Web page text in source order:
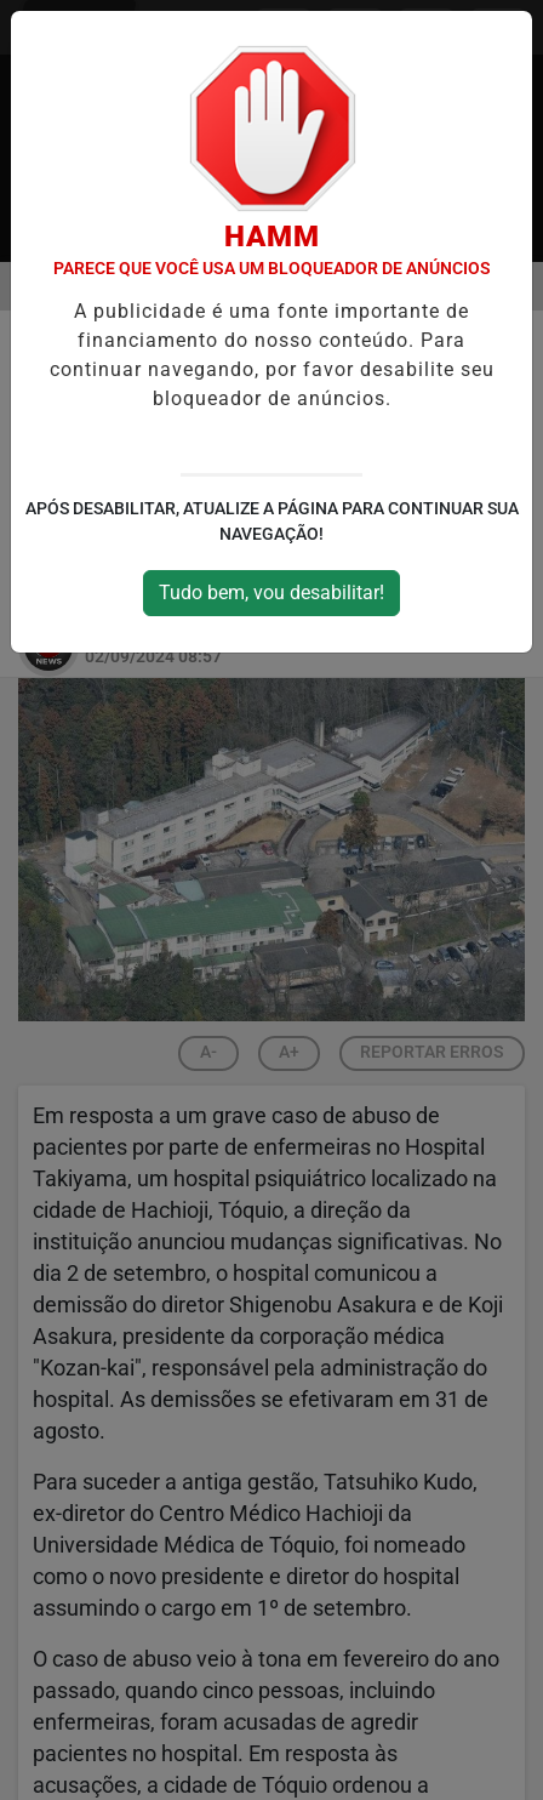
EM ALTA
SAÚDE
Direção do Hospital Takiyama é
Substituída Após Denúncias de
são demitidos após escândalo envolvendo
maus-tratos a pacientes em hospital
psiquiátrico de Tóquio.
02/09/2024 08:57
A- A+ REPORTAR ERROS
Em resposta a um grave caso de abuso de
pacientes por parte de enfermeiras no Hospital
Takiyama, um hospital psiquiátrico localizado na
cidade de Hachioji, Tóquio, a direção da
instituição anunciou mudanças significativas. No
dia 2 de setembro, o hospital comunicou a
demissão do diretor Shigenobu Asakura e de Koji
Asakura, presidente da corporação médica
"Kozan-kai", responsável pela administração do
hospital. As demissões se efetivaram em 31 de
agosto.
Para suceder a antiga gestão, Tatsuhiko Kudo,
ex-diretor do Centro Médico Hachioji da
Universidade Médica de Tóquio, foi nomeado
como o novo presidente e diretor do hospital
assumindo o cargo em 1º de setembro.
O caso de abuso veio à tona em fevereiro do ano
passado, quando cinco pessoas, incluindo
enfermeiras, foram acusadas de agredir
pacientes no hospital. Em resposta às
acusações, a cidade de Tóquio ordenou a
HAMM
PARECE QUE VOCÊ USA UM BLOQUEADOR DE ANÚNCIOS
A publicidade é uma fonte importante de
financiamento do nosso conteúdo. Para
continuar navegando, por favor desabilite seu
bloqueador de anúncios.
APÓS DESABILITAR, ATUALIZE A PÁGINA PARA CONTINUAR SUA
NAVEGAÇÃO!
Tudo bem, vou desabilitar!